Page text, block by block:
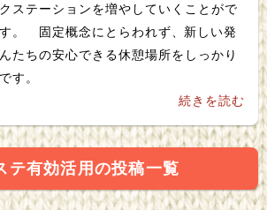
ステーションを増やしていくことがで
新しい発
たちの安心できる休憩場所をしっかり
す。
続きを読む
テ有効活用の投稿一覧